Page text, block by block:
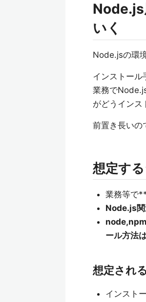
Node.js
いく
Node.jsの環
インストール
業務で
がどうインス
前置き長いの
想定す
業務等で
Node.js
ール方法
想定され
インスト